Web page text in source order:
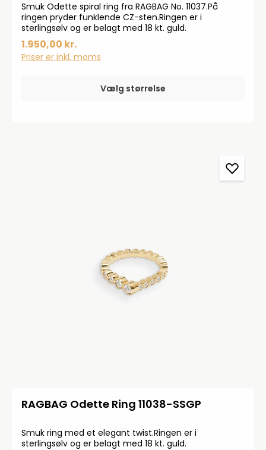
Smuk Odette spiral ring fra RAGBAG No. 11037.På
ringen pryder funklende CZ-sten.Ringen er i
sterlingsølv og er belagt med 18 kt. guld.
1.950,00 kr.
Priser er inkl. moms
Vælg størrelse
RAGBAG Odette Ring 11038-SSGP
Smuk ring med et elegant twist.Ringen er i
sterlingsølv og er belagt med 18 kt. guld.